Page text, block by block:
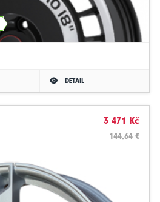
DETAIL
3 471 Kč
144.64 €